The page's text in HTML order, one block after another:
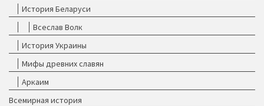
История Беларуси
Всеслав Волк
История Украины
Мифы древних славян
Аркаим
Всемирная история